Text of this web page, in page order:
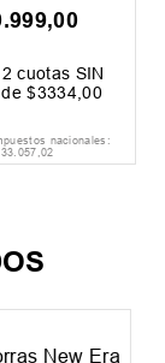
999,00
cuotas SIN
$3334, 00
nacionales:
.057,02